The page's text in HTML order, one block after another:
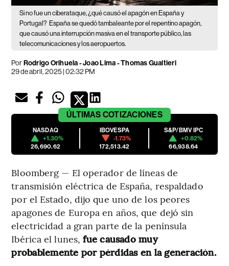
Si no fue un ciberataque, ¿qué causó el apagón en España y
Portugal? España se quedó tambaleante por el repentino apagón,
que causó una interrupción masiva en el transporte público, las
telecomunicaciones y los aeropuertos.
PorRodrigo Orihuela - Joao Lima - Thomas Gualtieri
29 de abril, 2025 | 02:32 PM
ÚLTIMAS COTIZACIONES
NASDAQ
+1.30%
26,690.62
IBOVESPA
-1.73%
172,513.42
S&P/BMV IPC
+0.82%
66,938.64
Bloomberg — El operador de líneas de
transmisión eléctrica de España, respaldado
por el Estado, dijo que uno de los peores
apagones de Europa en años, que dejó sin
electricidad a gran parte de la península
Ibérica el lunes, fue causado muy
probablemente por pérdidas en la generación.